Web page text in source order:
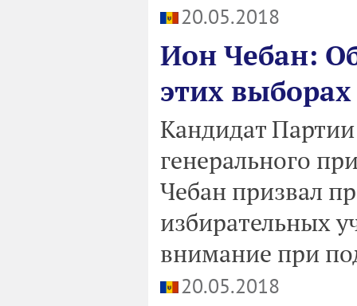
20.05.2018
Ион Чебан:
этих выборах
Кандидат
генерального
Чебан призвал
избирательных
внимание при
20.05.2018